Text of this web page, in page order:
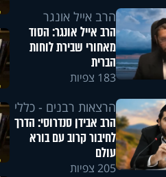
הרב אייל אונגר
הרב אייל אונגר: הסוד
מאחורי שבירת לוחות
הברית
183 צפיות
הרצאות רבנים - כללי
הרב אבידן סנדרוסי: הדרך
לחיבור קרוב עם בורא
עולם
205 צפיות